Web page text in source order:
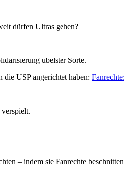
dürfen Ultras gehen?
übelster Sorte.
die USP angerichtet haben:
– indem sie Fanrechte